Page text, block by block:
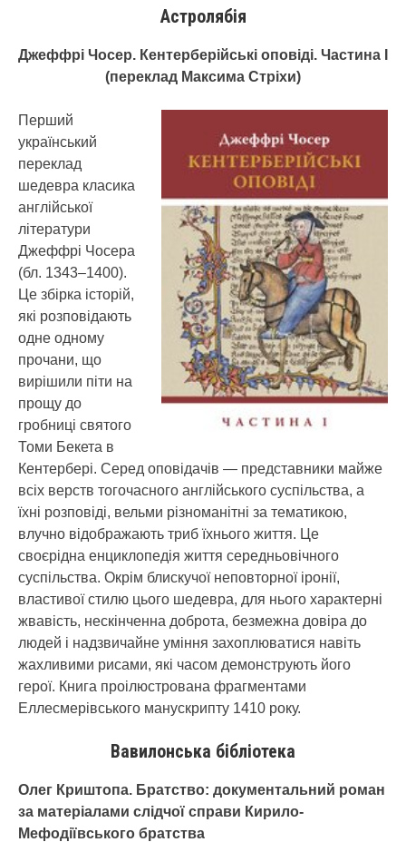
Астролябія
Джеффрі Чосер. Кентерберійські оповіді. Частина І
(переклад Максима Стріхи)
Перший
український
переклад
шедевра класика
англійської
літератури
Джеффрі Чосера
(бл. 1343–1400).
Це збірка історій,
які розповідають
одне одному
прочани, що
вирішили піти на
прощу до
гробниці святого
Томи Бекета в
Кентербері. Серед оповідачів — представники майже
всіх верств тогочасного англійського суспільства, а
їхні розповіді, вельми різноманітні за тематикою,
влучно відображають триб їхнього життя. Це
своєрідна енциклопедія життя середньовічного
суспільства. Окрім блискучої неповторної іронії,
властивої стилю цього шедевра, для нього характерні
жвавість, нескінченна доброта, безмежна довіра до
людей і надзвичайне уміння захоплюватися навіть
жахливими рисами, які часом демонструють його
герої. Книга проілюстрована фрагментами
Еллесмерівського манускрипту 1410 року.
Вавилонська бібліотека
Олег Криштопа. Братство: документальний роман
за матеріалами слідчої справи Кирило-
Мефодіївського братства